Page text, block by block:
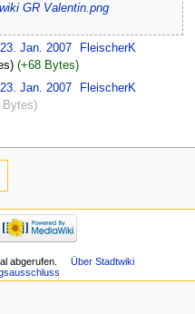
GR Valentin.png
Jan. 2007
FleischerK
(+68 Bytes)
Jan. 2007
FleischerK
Bytes)
abgerufen.
Über Stadtwiki